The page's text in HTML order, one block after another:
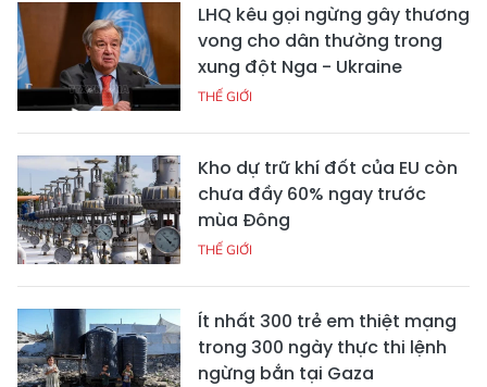
LHQ kêu gọi ngừng gây thương
vong cho dân thường trong
xung đột Nga - Ukraine
THẾ GIỚI
Kho dự trữ khí đốt của EU còn
chưa đầy 60% ngay trước
mùa Đông
THẾ GIỚI
Ít nhất 300 trẻ em thiệt mạng
trong 300 ngày thực thi lệnh
ngừng bắn tại Gaza